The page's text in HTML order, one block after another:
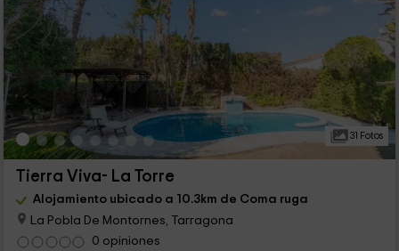
31 Fotos
Tierra Viva- La Torre
Alojamiento ubicado a 10.3km de Coma ruga
La Pobla De Montornes, Tarragona
0 opiniones